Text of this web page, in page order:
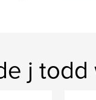
j todd